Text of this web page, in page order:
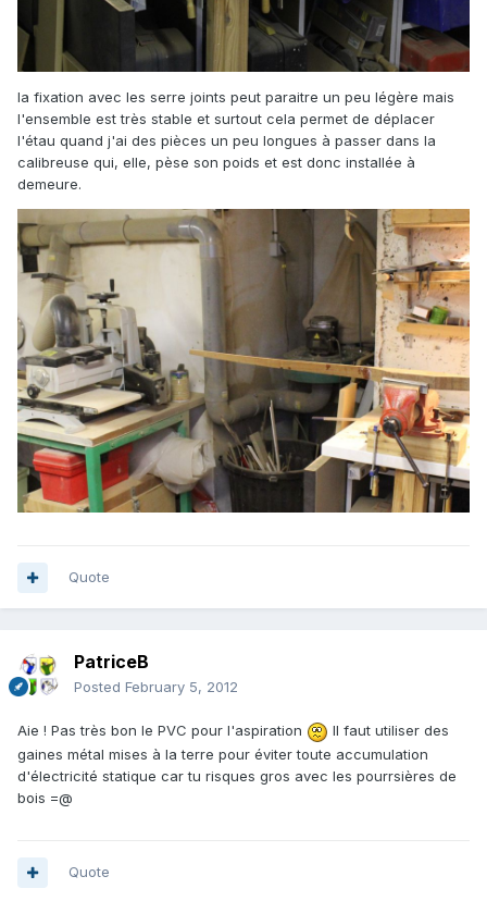
la fixation avec les serre joints peut paraitre un peu légère mais
l'ensemble est très stable et surtout cela permet de déplacer
l'étau quand j'ai des pièces un peu longues à passer dans la
calibreuse qui, elle, pèse son poids et est donc installée à
demeure.
Quote
PatriceB
Posted February 5, 2012
Aie ! Pas très bon le PVC pour l'aspiration
Il faut utiliser des
gaines métal mises à la terre pour éviter toute accumulation
d'électricité statique car tu risques gros avec les pourrsières de
bois =@
Quote